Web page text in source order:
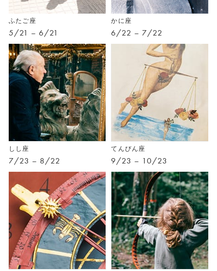
ふたご座
5/21 – 6/21
かに座
6/22 – 7/22
しし座
7/23 – 8/22
てんびん座
9/23 – 10/23